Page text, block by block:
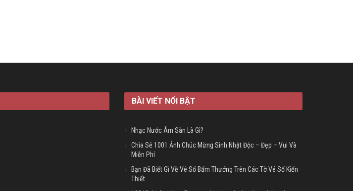
BÀI VIẾT NỔI BẬT
Nhạc Nước Âm Sàn Là Gì?
Chia Sẻ 1001 Ảnh Chúc Mừng Sinh Nhật Độc – Đẹp – Vui Và
Miễn Phí
Bạn Đã Biết Gì Về Vé Số Bấm Thưởng Trên Các Tờ Vé Số Kiến
Thiết